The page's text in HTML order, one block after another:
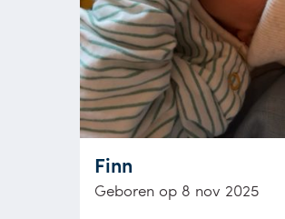
Finn
Geboren op 8 nov 2025